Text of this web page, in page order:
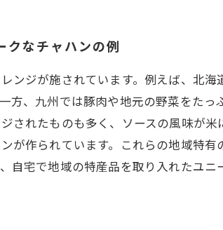
クなチャハンの例
ンジが施されています。例えば、北
方、九州では豚肉や地元の野菜をた
されたものも多く、ソースの風味が
が作られています。これらの地域特
自宅で地域の特産品を取り入れたユ